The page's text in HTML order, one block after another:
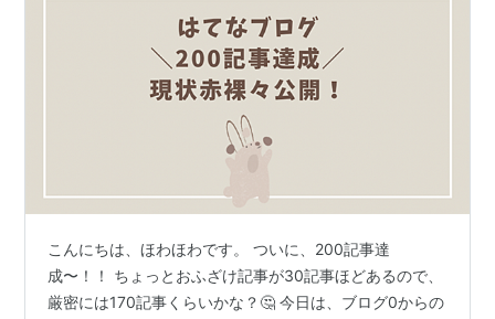
こんにちは、ほわほわです。 ついに、200記事達
成〜！！ ちょっとおふざけ記事が30記事ほどあるので、
厳密には170記事くらいかな？🤔 今日は、ブログ0からの